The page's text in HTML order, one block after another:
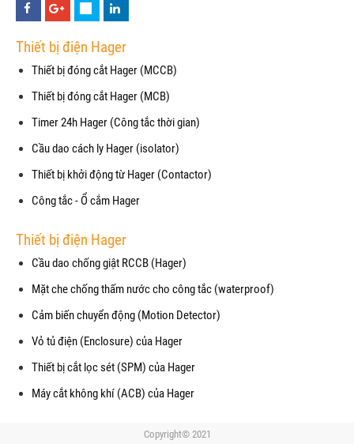
Thiết bị điện Hager
Thiết bị đóng cắt Hager (MCCB)
Thiết bị đóng cắt Hager (MCB)
Timer 24h Hager (Công tắc thời gian)
Cầu dao cách ly Hager (isolator)
Thiết bị khởi động từ Hager (Contactor)
Công tắc - Ổ cắm Hager
Thiết bị điện Hager
Cầu dao chống giật RCCB (Hager)
Mặt che chống thấm nước cho công tắc (waterproof)
Cảm biến chuyển động (Motion Detector)
Vỏ tủ điện (Enclosure) của Hager
Thiết bị cắt lọc sét (SPM) của Hager
Máy cắt không khí (ACB) của Hager
Copyright© 2021